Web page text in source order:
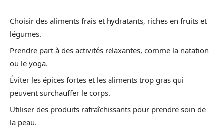
Choisir des aliments frais et hydratants, riches en fruits et
légumes.
Prendre part à des activités relaxantes, comme la natation
ou le yoga.
Éviter les épices fortes et les aliments trop gras qui
peuvent surchauffer le corps.
Utiliser des produits rafraîchissants pour prendre soin de
la peau.